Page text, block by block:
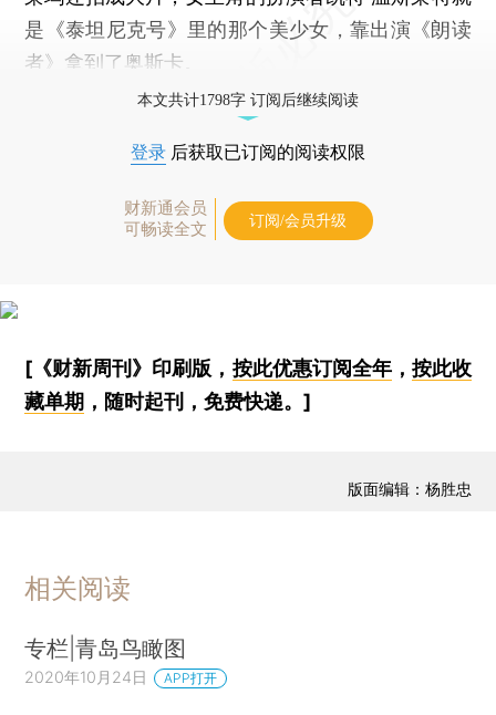
是《泰坦尼克号》里的那个美少女，靠出演《朗读
者》拿到了奥斯卡。
本文共计1798字 订阅后继续阅读
登录 后获取已订阅的阅读权限
财新通会员
可畅读全文
订阅/会员升级
[《财新周刊》印刷版， 按此优惠订阅全年， 按此收
藏单期 ，随时起刊，免费快递。]
版面编辑：杨胜忠
相关阅读
专栏|青岛鸟瞰图
2020年10月24日 APP打开